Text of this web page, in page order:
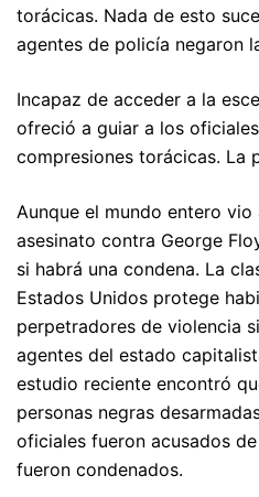
torácicas. Nada de esto
agentes de policía negaron
Incapaz de acceder a la
ofreció a guiar a los
compresiones torácicas. La
Aunque el mundo entero
asesinato contra George
si habrá una condena. La
Estados Unidos protege
perpetradores de violencia
agentes del estado
estudio reciente encontró
personas negras
oficiales fueron acusados
fueron condenados.